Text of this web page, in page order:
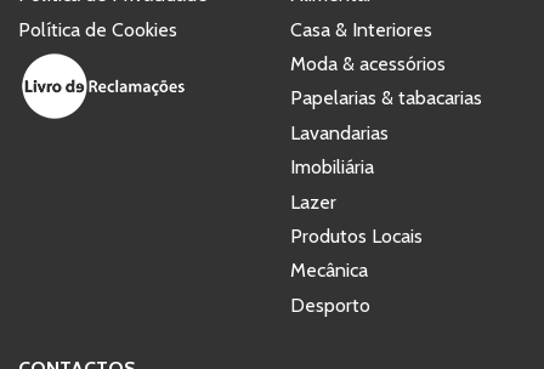
Política de Cookies
Casa & Interiores
Moda & acessórios
Papelarias & tabacarias
Lavandarias
Imobiliária
Lazer
Produtos Locais
Mecânica
Desporto